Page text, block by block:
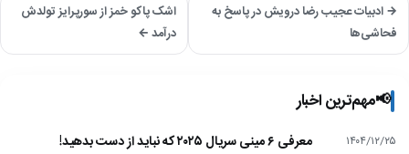
→ ادبیات عجیب رضا درویش در پاسخ به
فحاشی‌ها
اشک پاکو خمز از سورپرایز تولدش
درآمد ←
📢مهم‌ترین اخبار
۱۴۰۴/۱۲/۲۵ معرفی ۶ مینی سریال ۲۰۲۵ که نباید از دست بدهید!